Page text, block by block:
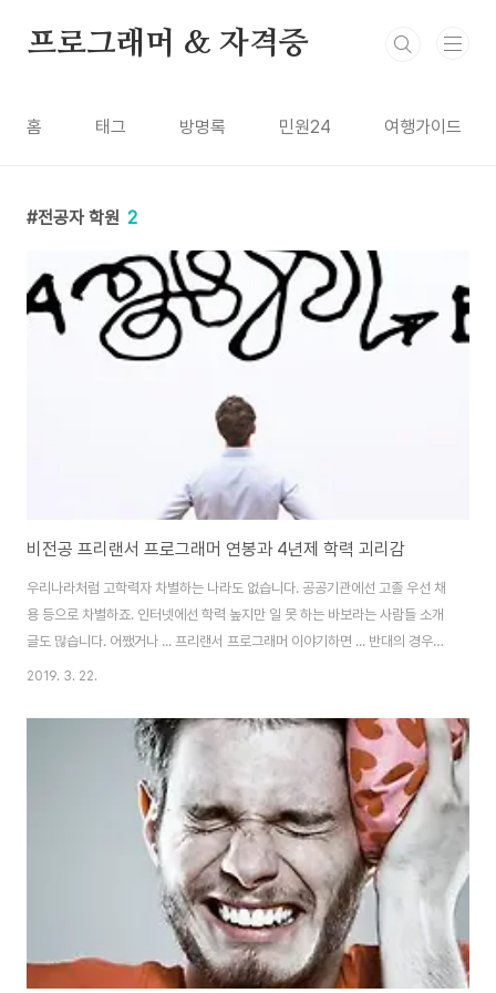
프로그래머 & 자격증
홈 태그 방명록 민원24 여행가이드
전공자 학원 2
비전공 프리랜서 프로그래머 연봉과 4년제 학력 괴리감
우리나라처럼 고학력자 차별하는 나라도 없습니다. 공공기관에선 고졸 우선 채
용 등으로 차별하죠. 인터넷에선 학력 높지만 일 못 하는 바보라는 사람들 소개
글도 많습니다. 어쨌거나 ... 프리랜서 프로그래머 이야기하면 ... 반대의 경우로
IT 업계 비전공 프로그래머인데 연봉 때문에 고민하는 분들 있죠. 분명 사회에
프리랜서 프로그래머 라고 연봉 후려치기를 당하는 분들이죠. 냉정하게 생각할
게, 회사 입장에선 학원 졸업한 비전공자는 고졸, 대졸, 대학원졸 다 똑같이 봅
니다. 이게 현실이라는 걸 인지하여, 연봉 관련된 괴리감에서 벗어나야 합니다.
이 포스트에선 프리랜서 개발자 연봉이 얼마인지 다루지 않습니다. 민감한 이
2019. 3. 22.